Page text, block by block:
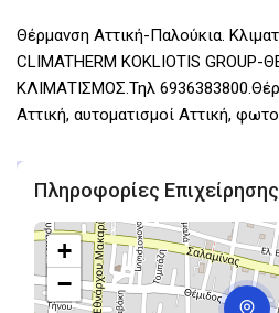
Θέρμανση Αττική-Παλούκια.
CLIMATHERM KOKLIOTIS
ΚΛΙΜΑΤΙΣΜΟΣ.Τηλ
Αττική, αυτοματισμοί Αττική,
Πληροφορίες Επιχείρησης
+
−